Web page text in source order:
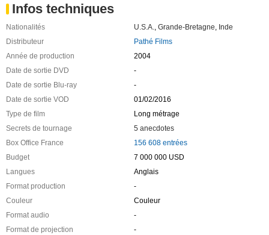
Infos techniques
Nationalités U.S.A. Grande-Bretagne Inde
Distributeur
Pathé Films
Année de production
2004
Date de sortie DVD
-
Date de sortie Blu-ray
-
Date de sortie VOD
01/02/2016
Type de film
Long métrage
Secrets de tournage
5 anecdotes
Box Office France
156 608 entrées
Budget
7 000 000 USD
Langues
Anglais
Format production
-
Couleur
Couleur
Format audio
-
Format de projection
-